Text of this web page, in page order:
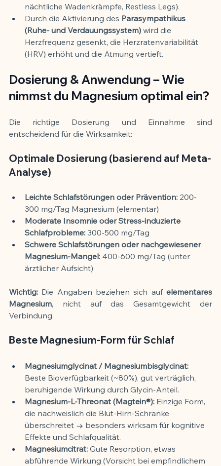
nächtliche Wadenkrämpfe, Restless Legs).
Durch die Aktivierung des Parasympathikus
(Ruhe- und Verdauungssystem) wird die
Herzfrequenz gesenkt, die Herzratenvariabilität
(HRV) erhöht und die Atmung vertieft.
Dosierung & Anwendung – Wie
nimmst du Magnesium optimal ein?
Die richtige Dosierung und Einnahme sind
entscheidend für die Wirksamkeit:
Optimale Dosierung (basierend auf Meta-
Analyse)
Leichte Schlafstörungen oder Prävention: 200-
300 mg/Tag Magnesium (elementar)
Moderate Insomnie oder Stress-induzierte
Schlafprobleme: 300-500 mg/Tag
Schwere Schlafstörungen oder nachgewiesener
Magnesium-Mangel: 400-600 mg/Tag (unter
ärztlicher Aufsicht)
Wichtig: Die Angaben beziehen sich auf elementares
Magnesium, nicht auf das Gesamtgewicht der
Verbindung.
Beste Magnesium-Form für Schlaf
Magnesiumglycinat / Magnesiumbisglycinat:
Beste Bioverfügbarkeit (~80%), gut verträglich,
beruhigende Wirkung durch Glycin-Anteil.
Magnesium-L-Threonat (Magtein®): Einzige Form,
die nachweislich die Blut-Hirn-Schranke
überschreitet → besonders wirksam für kognitive
Effekte und Schlafqualität.
Magnesiumcitrat: Gute Resorption, etwas
abführende Wirkung (Vorsicht bei empfindlichem